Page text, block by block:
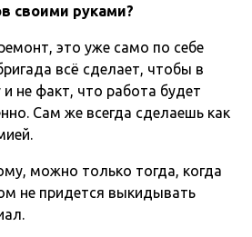
своими руками?
это уже само по себе
всё сделает, чтобы в
и не факт, что работа будет
Сам же всегда сделаешь как
можно только тогда, когда
не придется выкидывать